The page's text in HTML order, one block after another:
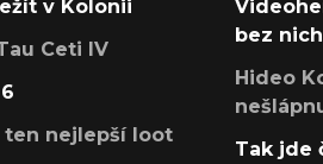
v Kolonii
Ceti IV
ten nejlepší loot
bez
Hideo
Tak jde